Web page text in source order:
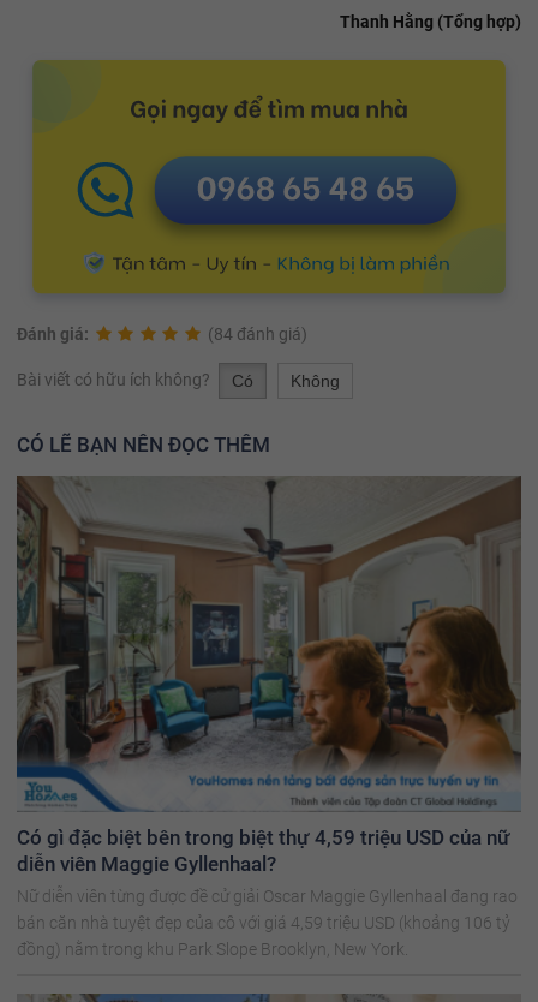
Thanh Hằng (Tổng hợp)
Đánh giá: (84 đánh giá)
Bài viết có hữu ích không? Có Không
CÓ LẼ BẠN NÊN ĐỌC THÊM
Có gì đặc biệt bên trong biệt thự 4,59 triệu USD của nữ
diễn viên Maggie Gyllenhaal?
Nữ diễn viên từng được đề cử giải Oscar Maggie Gyllenhaal đang rao
bán căn nhà tuyệt đẹp của cô với giá 4,59 triệu USD (khoảng 106 tỷ
đồng) nằm trong khu Park Slope Brooklyn, New York.